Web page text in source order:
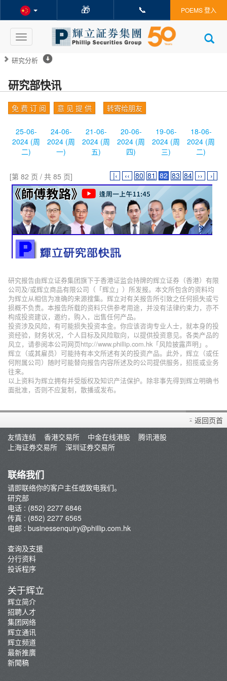
🎁 📞 POEMS 登入
Toggle
navigation
研究分析
研究部快讯
免 费 订 阅 意 见 提 供 转寄给朋友
25-06-
2024 (周
二)
24-06-
2024 (周
一)
21-06-
2024 (周
五)
20-06-
2024 (周
四)
19-06-
2024 (周
三)
18-06-
2024 (周
二)
[第 82 页 / 共 85 页] |‹ ‹‹ 80 81 82 83 84 ›› ›|
研究报告由辉立证券集团旗下于香港证监会持牌的辉立证券（香港）有限
公司及/或辉立商品有限公司（「辉立」）所发报。本文所包含的资料均
为辉立从相信为准确的来源搜集。辉立对有关报告所引致之任何损失或亏
损概不负责。本报告所载的资料只供参考用途，并没有法律约束力，亦不
构成投资建议，邀约，购入，出售任何产品。
投资涉及风险，有可能损失投资本金。你应该咨询专业人士，就本身的投
资经验，财务状况，个人目标及风险取向，以提供投资意见。各类产品的
风立，请参阅本公司网页http://www.phillip.com.hk「风险披露声明」。
辉立（或其雇员）可能持有本文所述有关的投资产品。此外，辉立（或任
何附属公司）随时可能替向报告内容所述及的公司提供服务，招揽或业务
往来。
以上资料为辉立拥有并受版权及知识产法保护。除非事先得到辉立明确书
面批准，否则不应复制，散播或发布。
返回页首
友情连结
香港交易所 中金在线港股
腾讯港股
上海证券交易所
深圳证券交易所
联络我们
请即联络你的客户主任或致电我们。
研究部
电话 : (852) 2277 6846
传真 : (852) 2277 6565
电邮 : businessenquiry@phillip.com.hk
查询及支援
分行资料
投诉程序
关于辉立
辉立简介
招聘人才
集团网络
辉立通讯
辉立频道
最新推廣
新聞稿